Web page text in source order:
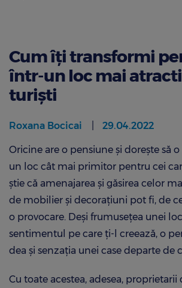
Cum îți transformi
într-un loc mai
turiști
Roxana Bocicai 29.04.2022
Oricine are o pensiune și dorește să
un loc cât mai primitor pentru cei
știe că amenajarea și găsirea celor
de mobilier și decorațiuni pot fi, de
o provocare. Deși frumusețea unei
sentimentul pe care ți-l creează, o
dea și senzația unei case departe de
Cu toate acestea, adesea, proprietarii